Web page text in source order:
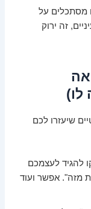
מסתכלים על
זה ירוק
לו)
שיעזרו לכם
להגיד לעצמכם
מזה". אפשר ועוד